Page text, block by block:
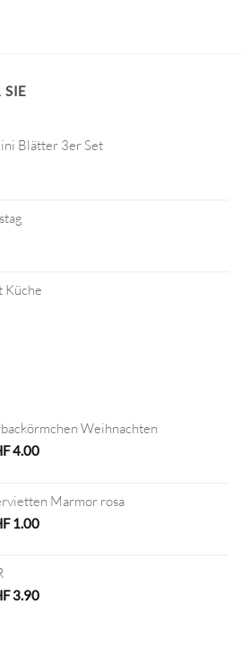
SIE
Blätter 3er Set
Küche
Weihnachten
8.00
4.00Aktueller
CHF 4.00.
Marmor rosa
5.80
1.00Aktueller
3.90Aktueller